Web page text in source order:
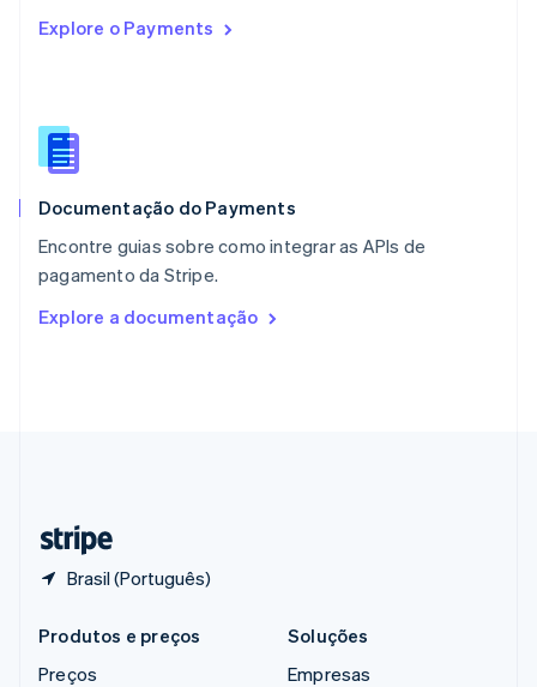
Explore o Payments
Documentação do Payments
Encontre guias sobre como integrar as APIs de
pagamento da Stripe.
Explore a documentação
Brasil (Português)
NederlandsEnglish
Português
RAE de Hong Kong, China
Reino Unido
República Tcheca
English
English
Produtos e preços
Preços
Soluções
Empresas